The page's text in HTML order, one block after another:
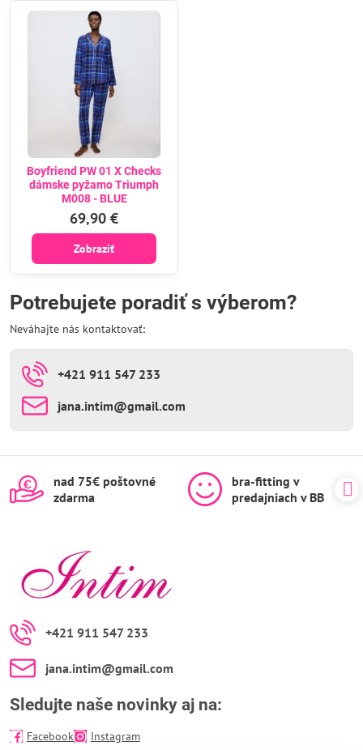
Boyfriend PW 01 X Checks
dámske pyžamo Triumph
M008 - BLUE
69,90 €
Zobraziť
Potrebujete poradiť s výberom?
Neváhajte nás kontaktovať:
+421 911 547 233
jana​.intim​@gmail​.com
nad 75€ poštovné
zdarma
bra-fitting v
predajniach v BB
+421 911 547 233
jana​.intim​@gmail​.com
Sledujte naše novinky aj na:
Facebook Instagram